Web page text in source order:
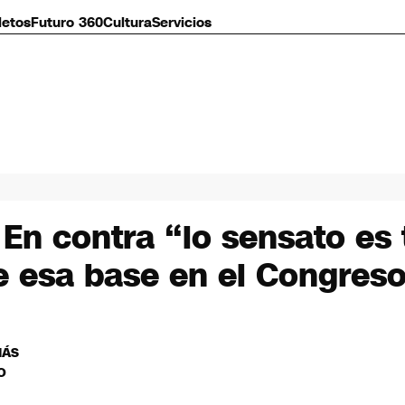
Futuro 360CulturaServicios
contra “lo sensato
base en el